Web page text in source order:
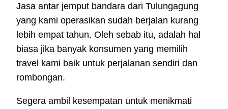
Jasa antar jemput bandara dari Tulungagung
yang kami operasikan sudah berjalan kurang
lebih empat tahun. Oleh sebab itu, adalah hal
biasa jika banyak konsumen yang memilih
travel kami baik untuk perjalanan sendiri dan
rombongan.
Segera ambil kesempatan untuk menikmati